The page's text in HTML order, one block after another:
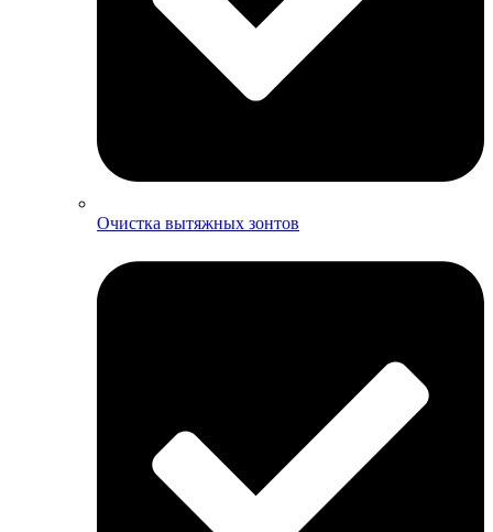
Очистка вытяжных зонтов